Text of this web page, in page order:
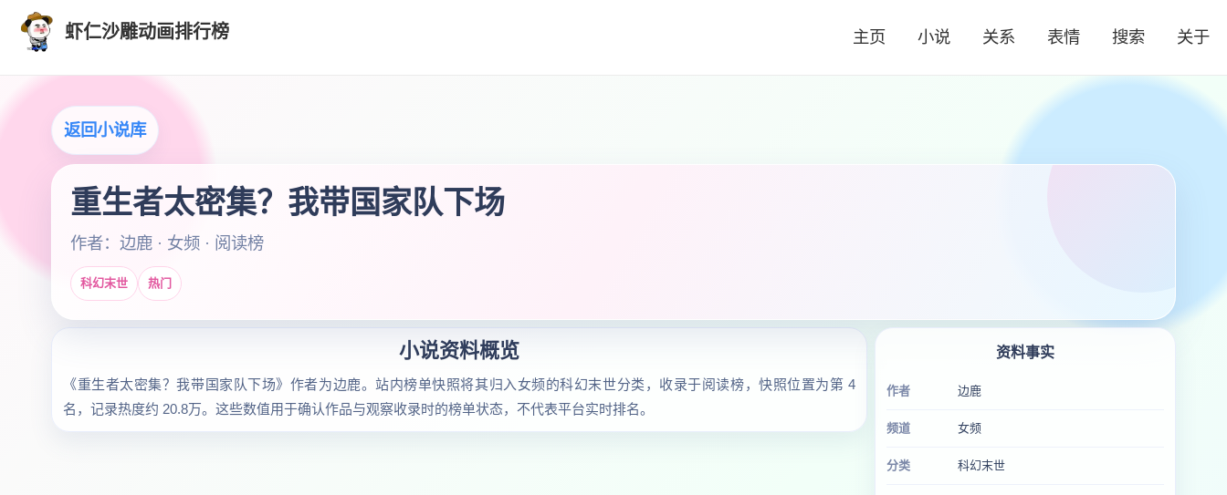
虾仁沙雕动画排行榜 主页 小说 关系 表情 搜索 关于
返回小说库
重生者太密集？我带国家队下场
作者：边鹿 · 女频 · 阅读榜
科幻末世 热门
小说资料概览
《重生者太密集？我带国家队下场》作者为边鹿。站内榜单快照将其归入女频的科幻末世分类，收录于阅读榜，快照位置为第 4
名，记录热度约 20.8万。这些数值用于确认作品与观察收录时的榜单状态，不代表平台实时排名。
资料事实
作者 边鹿
频道 女频
分类 科幻末世